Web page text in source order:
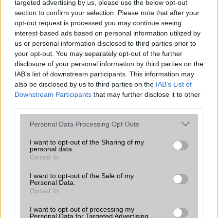
targeted advertising by us, please use the below opt-out
section to confirm your selection. Please note that after your
opt-out request is processed you may continue seeing
interest-based ads based on personal information utilized by
us or personal information disclosed to third parties prior to
your opt-out. You may separately opt-out of the further
disclosure of your personal information by third parties on the
IAB’s list of downstream participants. This information may
also be disclosed by us to third parties on the IAB’s List of
Downstream Participants that may further disclose it to other
Please note that this website/app uses one or more Google
not limited to your visit or usage behaviour. You may click to
grant or deny consent to Google and its third-party tags to
use your data for below specified purposes in below Google
consent section.
Personal Data Processing Opt Outs
I want to opt-out of the Sharing of my
personal data.
Opted In
I want to opt-out of the Sale of my
Personal Data.
Opted In
I want to opt-out of processing my
Personal Data for Targeted Advertising.
Sok felhasználó külön alkalmazásokra esküszik, pedig az
Android már évek óta olyan intelligens funkciókat kínál,
amelyek maguktól dolgoznak a háttérben.
Ez a rejtett Samsung funkció teljesen
megváltoztatja a mobilhasználatot –
sokan mégsem tudnak róla
2026.07.12 | Android Central
Az Edge Panel az egyik leghasznosabb funkció, amely
jelentősen felgyorsítja a mindennapi használatot,
miközben a Pixel telefonokból továbbra is hiányzik.
KAPCSOLÓDÓ HÍREK
Az iMessage átmeneti haladékot kap
Mégsem kell az iMessage-nek támogatnia más